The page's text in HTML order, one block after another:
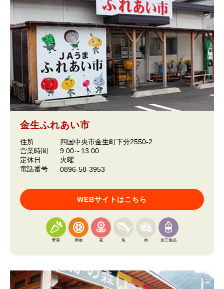
金生ふれあい市
住所
四国中央市金生町下分2550-2
営業時間
9:00～13:00
定休日
火曜
電話番号
0896-58-3953
WEBサイトはこちら
野菜 果物 花 魚 肉 加工食品